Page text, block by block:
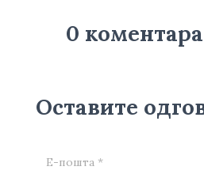
0 коментара
Оставите
Е-пошта *